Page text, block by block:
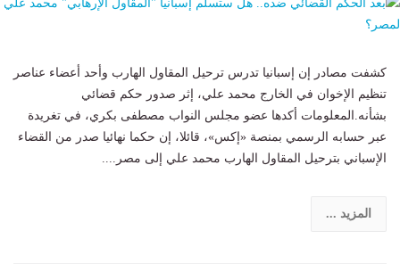
كشفت مصادر إن إسبانيا تدرس ترحيل المقاول الهارب وأحد أعضاء عناصر
تنظيم الإخوان في الخارج محمد علي، إثر صدور حكم قضائي
بشأنه.المعلومات أكدها عضو مجلس النواب مصطفى بكري، في تغريدة
عبر حسابه الرسمي بمنصة «إكس»، قائلا، إن حكما نهائيا صدر من القضاء
الإسباني بترحيل المقاول الهارب محمد علي إلى مصر....
المزيد ...